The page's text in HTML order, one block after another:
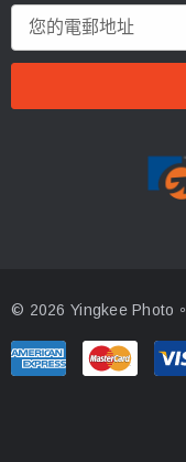
郵
© 2026 Yingkee Photo。